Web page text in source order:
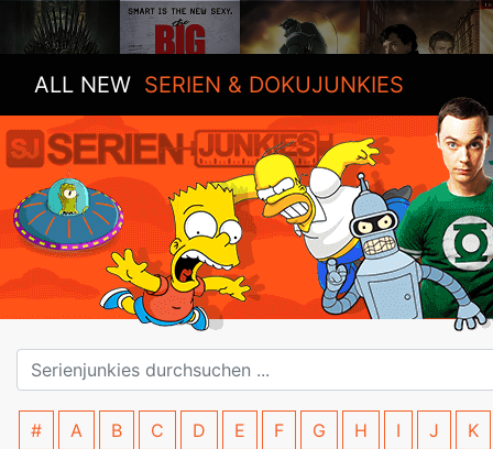
ALL NEW SERIEN & DOKUJUNKIES
# A B C D E F G H I J K